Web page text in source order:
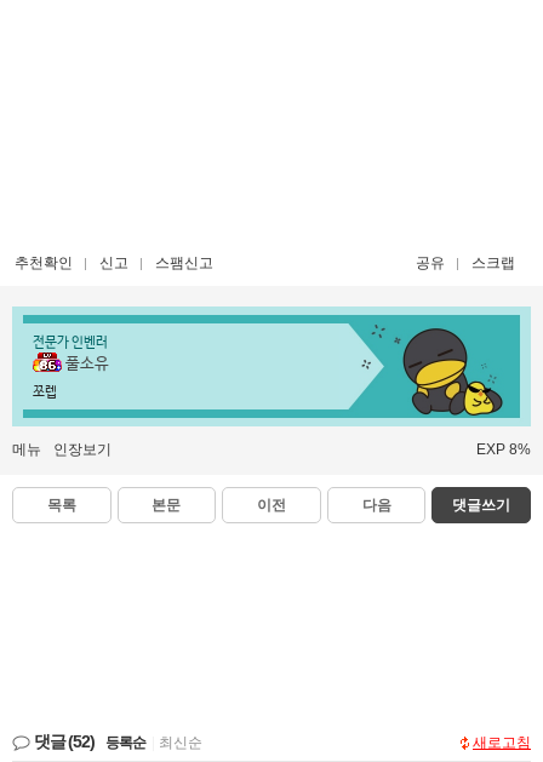
추천확인 신고 스팸신고 공유 스크랩
전문가 인벤러
풀소유
쪼렙
메뉴 인장보기 EXP 8%
목록 본문 이전 다음 댓글쓰기
댓글(52) 등록순 최신순 새로고침